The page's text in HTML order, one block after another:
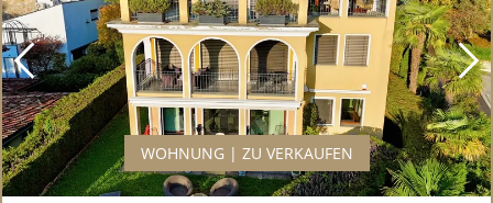
WOHNUNG | ZU VERKAUFEN